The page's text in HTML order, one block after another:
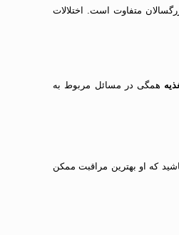
متفاوت است. اختلالات
همگی در مسائل مربوط به
که او بهترین مراقبت ممکن